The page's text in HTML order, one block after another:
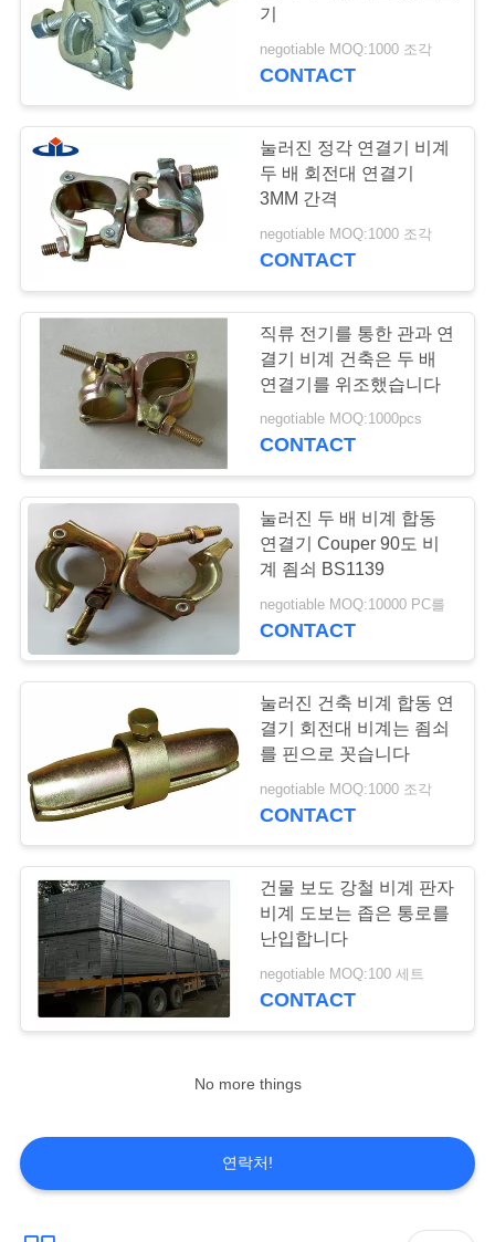
맵
PRIVACY
POLICY
기
negotiable MOQ:1000 조각
CONTACT
눌러진 정각 연결기 비계
두 배 회전대 연결기
3MM 간격
negotiable MOQ:1000 조각
CONTACT
직류 전기를 통한 관과 연
결기 비계 건축은 두 배
연결기를 위조했습니다
negotiable MOQ:1000pcs
CONTACT
눌러진 두 배 비계 합동
연결기 Couper 90도 비
계 죔쇠 BS1139
negotiable MOQ:10000 PC를
CONTACT
눌러진 건축 비계 합동 연
결기 회전대 비계는 죔쇠
를 핀으로 꼿습니다
negotiable MOQ:1000 조각
CONTACT
건물 보도 강철 비계 판자
비계 도보는 좁은 통로를
난입합니다
negotiable MOQ:100 세트
CONTACT
No more things
연락처!